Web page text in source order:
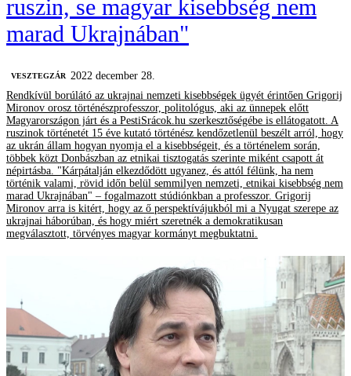
ruszin, se magyar kisebbség nem
marad Ukrajnában"
VESZTEGZÁR
2022 december 28.
Rendkívül borúlátó az ukrajnai nemzeti kisebbségek ügyét érintően Grigorij
Mironov orosz történészprofesszor, politológus, aki az ünnepek előtt
Magyarországon járt és a PestiSrácok.hu szerkesztőségébe is ellátogatott. A
ruszinok történetét 15 éve kutató történész kendőzetlenül beszélt arról, hogy
az ukrán állam hogyan nyomja el a kisebbségeit, és a történelem során,
többek közt Donbászban az etnikai tisztogatás szerinte miként csapott át
népirtásba. "Kárpátalján elkezdődött ugyanez, és attól félünk, ha nem
történik valami, rövid időn belül semmilyen nemzeti, etnikai kisebbség nem
marad Ukrajnában" – fogalmazott stúdiónkban a professzor. Grigorij
Mironov arra is kitért, hogy az ő perspektívájukból mi a Nyugat szerepe az
ukrajnai háborúban, és hogy miért szeretnék a demokratikusan
megválasztott, törvényes magyar kormányt megbuktatni.